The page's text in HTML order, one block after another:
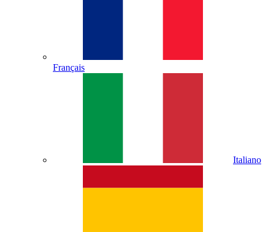
Français
Italiano